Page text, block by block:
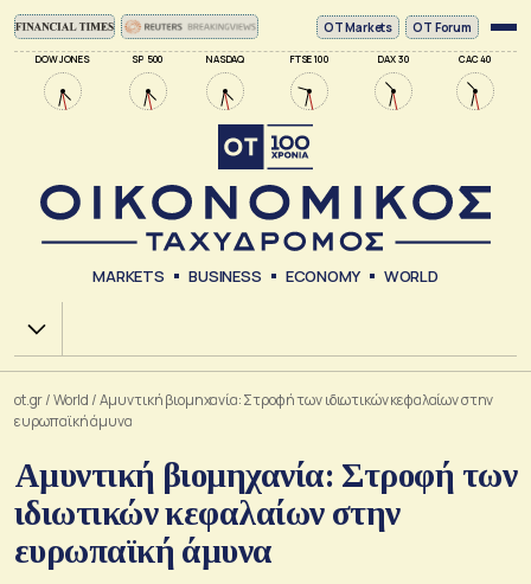
DOW JONES SP 500 NASDAQ FTSE 100 DAX 30 CAC 40
ΟΤ Markets OT Forum
MARKETS BUSINESS ECONOMY WORLD
Χ.Α.
ot.gr/World /Αμυντική βιομηχανία: Στροφή των ιδιωτικών κεφαλαίων στην
ευρωπαϊκή άμυνα
Αμυντική βιομηχανία: Στροφή των
ιδιωτικών κεφαλαίων στην
ευρωπαϊκή άμυνα